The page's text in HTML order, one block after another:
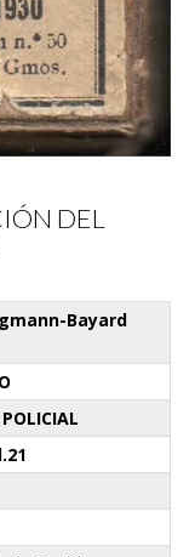
DEL
Bayard